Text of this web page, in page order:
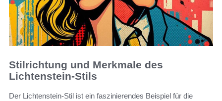
Stilrichtung und Merkmale des
Lichtenstein-Stils
Der Lichtenstein-Stil ist ein faszinierendes Beispiel für die